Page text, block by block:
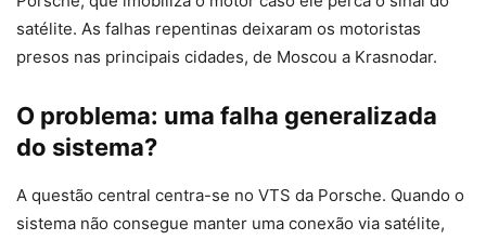
satélite. As falhas repentinas deixaram os motoristas
presos nas principais cidades, de Moscou a Krasnodar.
O problema: uma falha generalizada
do sistema?
A questão central centra-se no VTS da Porsche. Quando o
sistema não consegue manter uma conexão via satélite,